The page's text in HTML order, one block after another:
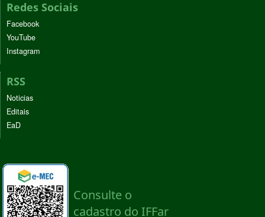
Redes Sociais
Facebook
YouTube
Instagram
RSS
Noticias
Editais
EaD